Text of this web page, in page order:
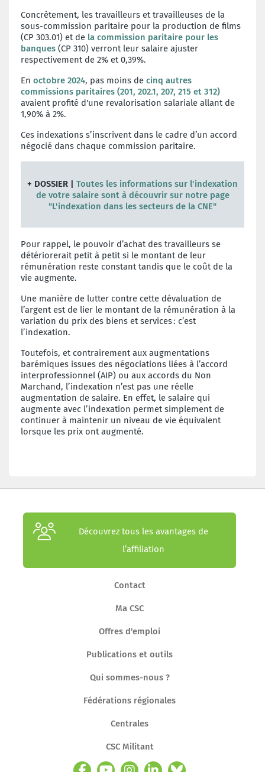
Concrètement, les travailleurs et travailleuses de la
sous-commission paritaire pour la production de films
(CP 303.01) et de la commission paritaire pour les
banques (CP 310) verront leur salaire ajuster
respectivement de 2% et 0,39%.
En octobre 2024, pas moins de cinq autres
commissions paritaires (201, 202.1, 207, 215 et 312)
avaient profité d'une revalorisation salariale allant de
1,90% à 2%.
Ces indexations s’inscrivent dans le cadre d’un accord
négocié dans chaque commission paritaire.
+ DOSSIER | Toutes les informations sur l'indexation
de votre salaire sont à découvrir sur notre page
"L'indexation dans les secteurs de la CNE"
Pour rappel, le pouvoir d’achat des travailleurs se
détériorerait petit à petit si le montant de leur
rémunération reste constant tandis que le coût de la
vie augmente.
Une manière de lutter contre cette dévaluation de
l’argent est de lier le montant de la rémunération à la
variation du prix des biens et services : c’est
l’indexation.
Toutefois, et contrairement aux augmentations
barémiques issues des négociations liées à l’accord
interprofessionnel (AIP) ou aux accords du Non
Marchand, l’indexation n’est pas une réelle
augmentation de salaire. En effet, le salaire qui
augmente avec l’indexation permet simplement de
continuer à maintenir un niveau de vie équivalent
lorsque les prix ont augmenté.
Découvrez tous les avantages de
l’affiliation
Contact
Ma CSC
Offres d'emploi
Publications et outils
Qui sommes-nous ?
Fédérations régionales
Centrales
CSC Militant